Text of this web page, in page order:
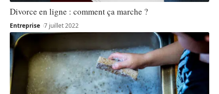
Divorce en ligne : comment ça marche ?
Entreprise 7 juillet 2022